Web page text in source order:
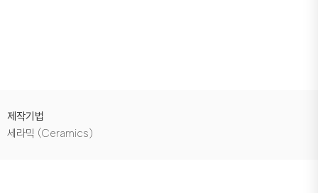
제작기법
세라믹 (Ceramics)